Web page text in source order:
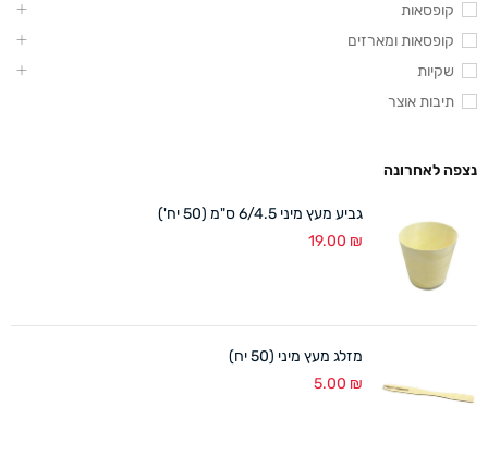
קופסאות
קופסאות ומארזים
שקיות
תיבות אוצר
נצפה לאחרונה
גביע מעץ מיני 6/4.5 ס"מ (50 יח')
19.00 ₪
מזלג מעץ מיני (50 יח)
5.00 ₪